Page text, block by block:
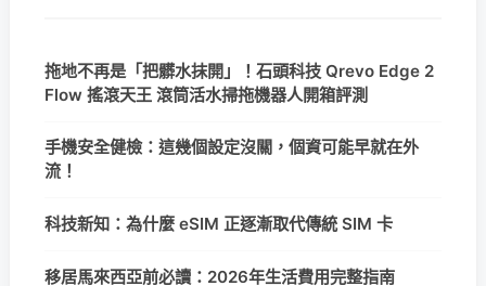
拖地不再是「把髒水抹開」！石頭科技 Qrevo Edge 2
Flow 搖滾天王 滾筒活水掃拖機器人開箱評測
手機安全健檢：這幾個設定沒關，個資可能早就在外
流！
科技新知：為什麼 eSIM 正逐漸取代傳統 SIM 卡
移居馬來西亞前必讀：2026年生活費用完整指南